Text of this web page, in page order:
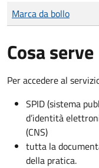
Tipo di pagamento
Importo
Marca da bollo
Cosa serve
Per accedere al
SPID (sistema
d’identità
(CNS)
tutta la
della pratica.